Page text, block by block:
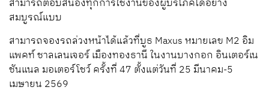
สามารถตอบสนองทุกการใช้งานของผู้บริโภคได้อย่าง
สมบูรณ์แบบ
สามารถจองรถล่วงหน้าได้แล้วที่บูธ Maxus หมายเลข M2 อิม
แพคท์ ชาลเลนเจอร์ เมืองทองธานี ในงานบางกอก อินเตอร์เน
ชันแนล มอเตอร์โชว์ ครั้งที่ 47 ตั้งแต่วันที่ 25 มีนาคม-5
เมษายน 2569